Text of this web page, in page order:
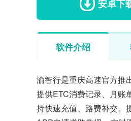
安卓下
软件介绍
渝智行是重庆高速官方推
提供ETC消费记录、月账
持快速充值、路费补交。